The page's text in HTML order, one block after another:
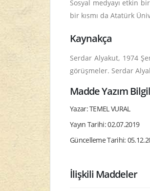
Sosyal medyayı etkin
bir kısmı da Atatürk
Kaynakça
Serdar Alyakut, 1974
görüşmeler. Serdar
Madde Yazım
Yazar: TEMEL VURAL
Yayın Tarihi: 02.07.2019
Güncelleme Tarihi:
İlişkili Maddeler